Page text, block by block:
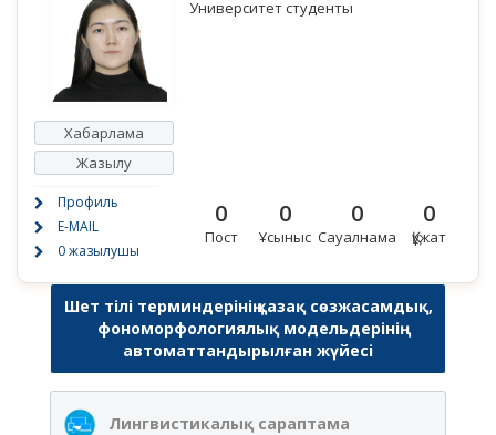
Хабарлама
Жазылу
Профиль
E-MAIL
0 жазылушы
Университет студенты
0
Пост
0
Ұсыныс
0
Сауалнама
0
Құжат
Шет тілі терминдерінің қазақ сөзжасамдық,
фономорфологиялық модельдерінің
автоматтандырылған жүйесі
Лингвистикалық сараптама